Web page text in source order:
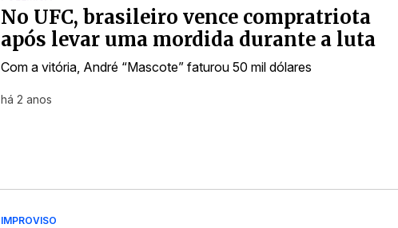
No UFC, brasileiro vence compratriota
após levar uma mordida durante a luta
Com a vitória, André “Mascote” faturou 50 mil dólares
há 2 anos
IMPROVISO